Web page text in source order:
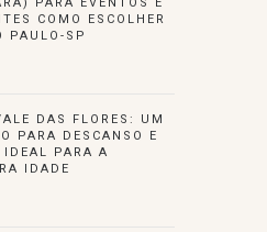
COMO ESCOLHER
PAULO-SP
DAS FLORES: UM
PARA DESCANSO E
IDEAL PARA A
IDADE